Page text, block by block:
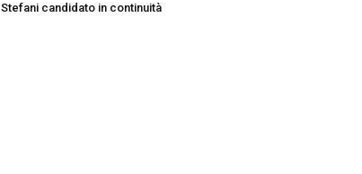
Stefani candidato in continuità